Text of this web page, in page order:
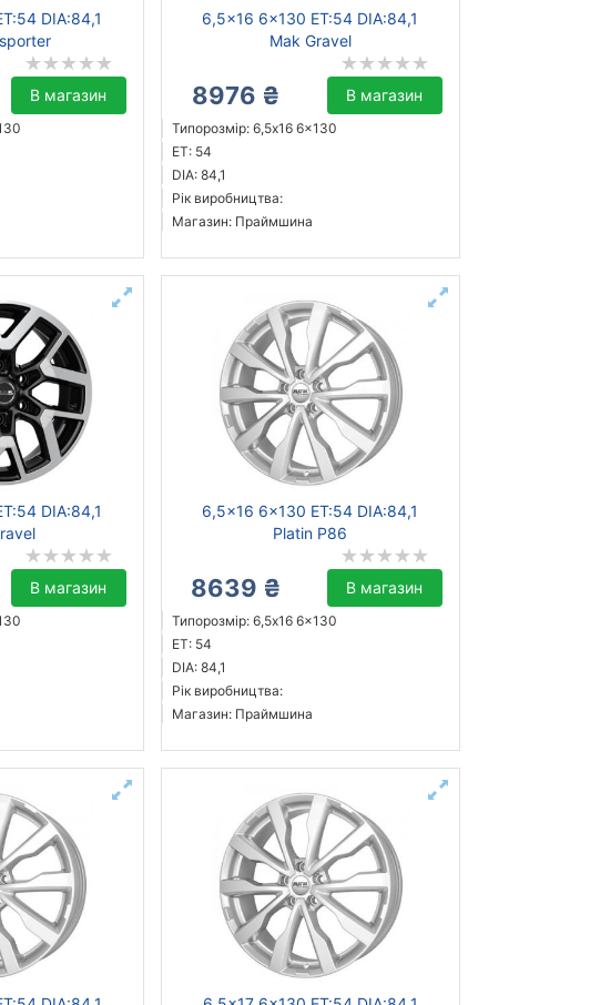
DIA:84,1
В магазин
6,5x16 6x130 ET:54 DIA:84,1
Mak Gravel
8976 ₴ В магазин
Типорозмір: 6,5x16 6x130
ET: 54
DIA: 84,1
Рік виробництва:
Магазин: Праймшина
DIA:84,1
В магазин
6,5x16 6x130 ET:54 DIA:84,1
Platin P86
8639 ₴ В магазин
Типорозмір: 6,5x16 6x130
ET: 54
DIA: 84,1
Рік виробництва:
Магазин: Праймшина